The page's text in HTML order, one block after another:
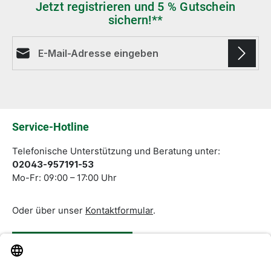
Jetzt registrieren und 5 % Gutschein
sichern!**
Service-Hotline
Telefonische Unterstützung und Beratung unter:
02043-957191-53
Mo-Fr: 09:00 – 17:00 Uhr
Oder über unser Kontaktformular.